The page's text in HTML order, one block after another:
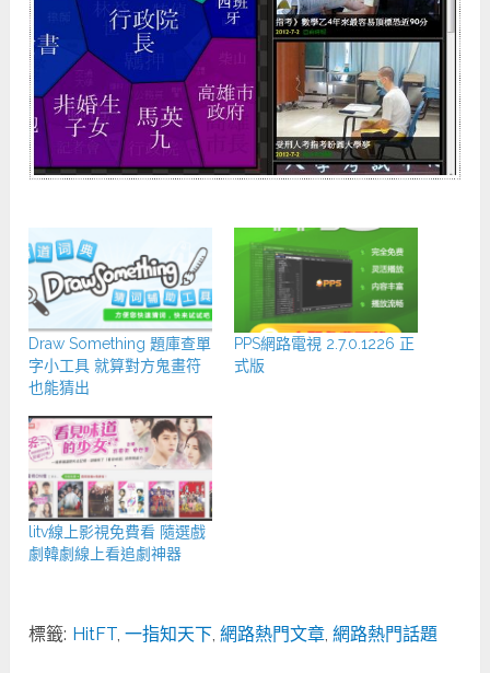
Draw Something 題庫查單
字小工具 就算對方鬼畫符
也能猜出
PPS網路電視 2.7.0.1226 正
式版
litv線上影視免費看 隨選戲
劇韓劇線上看追劇神器
標籤: HitFT,一指知天下,網路熱門文章,網路熱門話題